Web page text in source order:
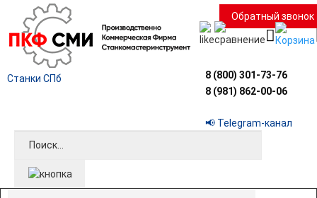
Станки СПб
Обратный звонок
8 (800) 301-73-76
8 (981) 862-00-06
📢 Telegram-канал